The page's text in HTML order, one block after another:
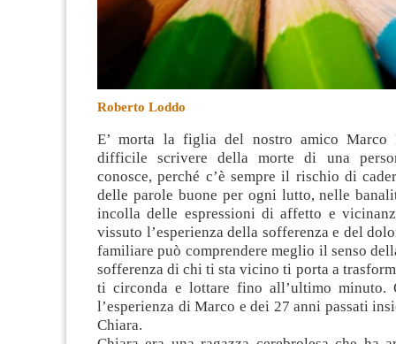
Roberto Loddo
E’ morta la figlia del nostro amico Marco
difficile scrivere della morte di una
conosce, perché c’è sempre il rischio di
delle parole buone per ogni lutto, nelle
incolla delle espressioni di affetto e
vissuto l’esperienza della sofferenza e del
familiare può comprendere meglio il senso
sofferenza di chi ti sta vicino ti porta a
ti circonda e lottare fino all’ultimo minuto.
l’esperienza di Marco e dei 27 anni passati
Chiara.